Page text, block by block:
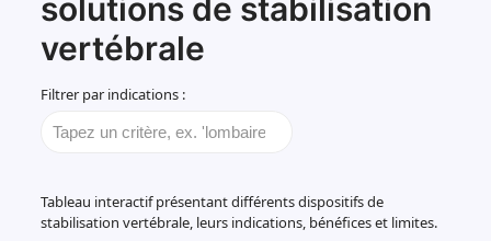
solutions de stabilisation
vertébrale
Filtrer par indications :
les
lignes
comparatif
des
Tableau interactif présentant différents dispositifs de
stabilisation vertébrale, leurs indications, bénéfices et limites.